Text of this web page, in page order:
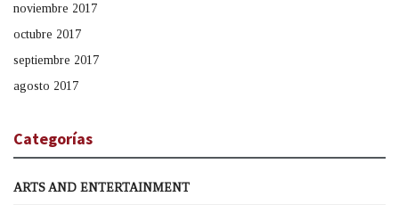
noviembre 2017
octubre 2017
septiembre 2017
agosto 2017
Categorías
ARTS AND ENTERTAINMENT